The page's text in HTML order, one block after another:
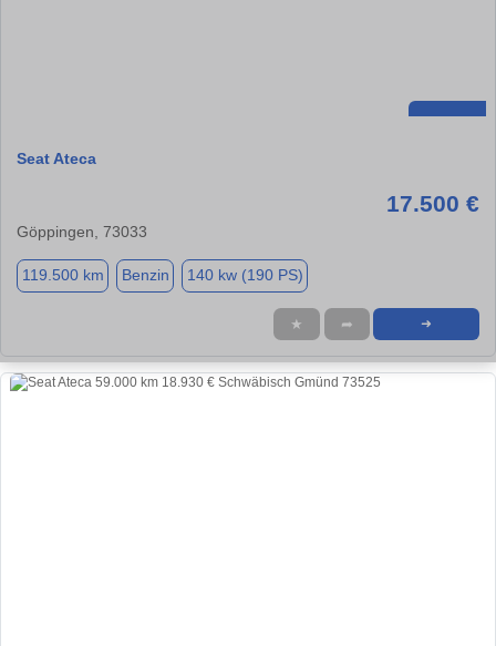
Seat Ateca
17.500 €
Göppingen, 73033
119.500 km Benzin 140 kw (190 PS)
★ ➦ ➜